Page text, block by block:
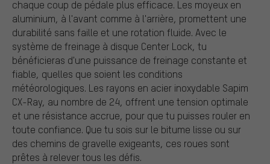
chaque coup de pédale plus efficace. Les moyeux en
aluminium, à l'avant comme à l'arrière, promettent une
durabilité sans faille et une rotation fluide. Avec le
système de freinage à disque Center Lock, tu
bénéficieras d'une puissance de freinage constante et
fiable, quelles que soient les conditions
météorologiques. Les rayons en acier inoxydable Sapim
CX-Ray, au nombre de 24, offrent une tension optimale
et une résistance accrue, pour que tu puisses rouler en
toute confiance. Que tu sois sur le bitume lisse ou sur
des chemins de gravelle exigeants, ces roues sont
prêtes à relever tous les défis.